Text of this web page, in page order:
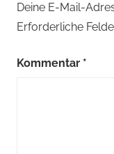
Deine E-Mail-
Erforderliche
Kommentar *